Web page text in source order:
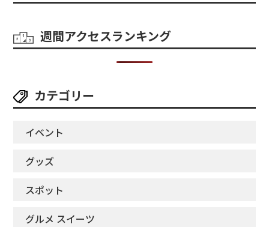
週間アクセスランキング
カテゴリー
イベント
グッズ
スポット
グルメ スイーツ